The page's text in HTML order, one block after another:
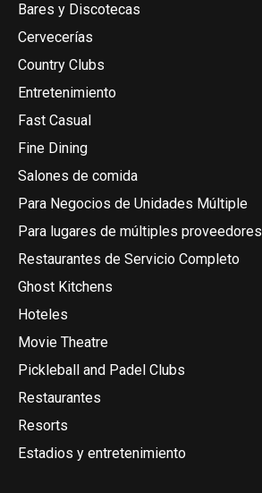
Bares y Discotecas
Cervecerías
Country Clubs
Entretenimiento
Fast Casual
Fine Dining
Salones de comida
Para Negocios de Unidades Múltiple
Para lugares de múltiples proveedores
Restaurantes de Servicio Completo
Ghost Kitchens
Hoteles
Movie Theatre
Pickleball and Padel Clubs
Restaurantes
Resorts
Estadios y entretenimiento